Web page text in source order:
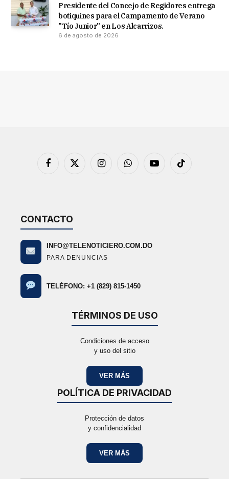
Presidente del Concejo de Regidores entrega
botiquines para el Campamento de Verano
"Tío Junior" en Los Alcarrizos.
6 de agosto de 2026
Facebook
X
InstagramWhatsAppYouTubeTikTok
CONTACTO
INFO@TELENOTICIERO.COM.DO
PARA DENUNCIAS
TELÉFONO: +1 (829) 815-1450
TÉRMINOS DE USO
Condiciones de acceso
y uso del sitio
VER MÁS
POLÍTICA DE PRIVACIDAD
Protección de datos
y confidencialidad
VER MÁS